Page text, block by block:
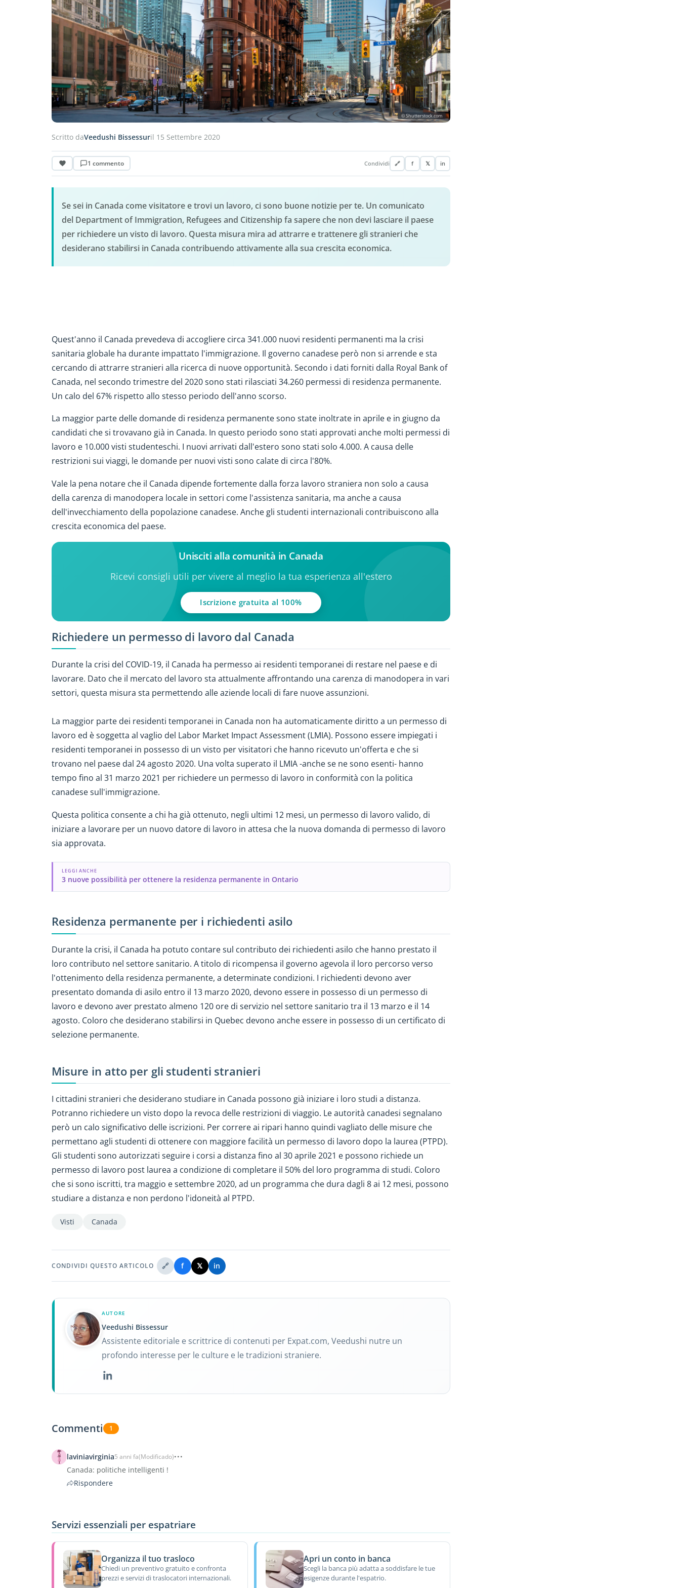
© Shutterstock.com
Scritto daVeedushi Bissessuril 15 Settembre 2020
1 commento Condividi 🔗 f 𝕏 in
Se sei in Canada come visitatore e trovi un lavoro, ci sono buone notizie per te. Un comunicato
del Department of Immigration, Refugees and Citizenship fa sapere che non devi lasciare il paese
per richiedere un visto di lavoro. Questa misura mira ad attrarre e trattenere gli stranieri che
desiderano stabilirsi in Canada contribuendo attivamente alla sua crescita economica.
Quest'anno il Canada prevedeva di accogliere circa 341.000 nuovi residenti permanenti ma la crisi
sanitaria globale ha durante impattato l'immigrazione. Il governo canadese però non si arrende e sta
cercando di attrarre stranieri alla ricerca di nuove opportunità. Secondo i dati forniti dalla Royal Bank of
Canada, nel secondo trimestre del 2020 sono stati rilasciati 34.260 permessi di residenza permanente.
Un calo del 67% rispetto allo stesso periodo dell'anno scorso.
La maggior parte delle domande di residenza permanente sono state inoltrate in aprile e in giugno da
candidati che si trovavano già in Canada. In questo periodo sono stati approvati anche molti permessi di
lavoro e 10.000 visti studenteschi. I nuovi arrivati dall'estero sono stati solo 4.000. A causa delle
restrizioni sui viaggi, le domande per nuovi visti sono calate di circa l'80%.
Vale la pena notare che il Canada dipende fortemente dalla forza lavoro straniera non solo a causa
della carenza di manodopera locale in settori come l'assistenza sanitaria, ma anche a causa
dell'invecchiamento della popolazione canadese. Anche gli studenti internazionali contribuiscono alla
crescita economica del paese.
Unisciti alla comunità in Canada
Ricevi consigli utili per vivere al meglio la tua esperienza all'estero
Iscrizione gratuita al 100%
Richiedere un permesso di lavoro dal Canada
Durante la crisi del COVID-19, il Canada ha permesso ai residenti temporanei di restare nel paese e di
lavorare. Dato che il mercato del lavoro sta attualmente affrontando una carenza di manodopera in vari
settori, questa misura sta permettendo alle aziende locali di fare nuove assunzioni.
La maggior parte dei residenti temporanei in Canada non ha automaticamente diritto a un permesso di
lavoro ed è soggetta al vaglio del Labor Market Impact Assessment (LMIA). Possono essere impiegati i
residenti temporanei in possesso di un visto per visitatori che hanno ricevuto un'offerta e che si
trovano nel paese dal 24 agosto 2020. Una volta superato il LMIA -anche se ne sono esenti- hanno
tempo fino al 31 marzo 2021 per richiedere un permesso di lavoro in conformità con la politica
canadese sull'immigrazione.
Questa politica consente a chi ha già ottenuto, negli ultimi 12 mesi, un permesso di lavoro valido, di
iniziare a lavorare per un nuovo datore di lavoro in attesa che la nuova domanda di permesso di lavoro
sia approvata.
LEGGI ANCHE
3 nuove possibilità per ottenere la residenza permanente in Ontario
Residenza permanente per i richiedenti asilo
Durante la crisi, il Canada ha potuto contare sul contributo dei richiedenti asilo che hanno prestato il
loro contributo nel settore sanitario. A titolo di ricompensa il governo agevola il loro percorso verso
l'ottenimento della residenza permanente, a determinate condizioni. I richiedenti devono aver
presentato domanda di asilo entro il 13 marzo 2020, devono essere in possesso di un permesso di
lavoro e devono aver prestato almeno 120 ore di servizio nel settore sanitario tra il 13 marzo e il 14
agosto. Coloro che desiderano stabilirsi in Quebec devono anche essere in possesso di un certificato di
selezione permanente.
Misure in atto per gli studenti stranieri
I cittadini stranieri che desiderano studiare in Canada possono già iniziare i loro studi a distanza.
Potranno richiedere un visto dopo la revoca delle restrizioni di viaggio. Le autorità canadesi segnalano
però un calo significativo delle iscrizioni. Per correre ai ripari hanno quindi vagliato delle misure che
permettano agli studenti di ottenere con maggiore facilità un permesso di lavoro dopo la laurea (PTPD).
Gli studenti sono autorizzati seguire i corsi a distanza fino al 30 aprile 2021 e possono richiede un
permesso di lavoro post laurea a condizione di completare il 50% del loro programma di studi. Coloro
che si sono iscritti, tra maggio e settembre 2020, ad un programma che dura dagli 8 ai 12 mesi, possono
studiare a distanza e non perdono l'idoneità al PTPD.
Visti Canada
CONDIVIDI QUESTO ARTICOLO 🔗 f 𝕏 in
AUTORE
Veedushi Bissessur
Assistente editoriale e scrittrice di contenuti per Expat.com, Veedushi nutre un
profondo interesse per le culture e le tradizioni straniere.
Commenti 1
laviniavirginia5 anni fa(Modificado)
Canada: politiche intelligenti !
Rispondere
Servizi essenziali per espatriare
Organizza il tuo trasloco
Chiedi un preventivo gratuito e confronta
prezzi e servizi di traslocatori internazionali.
Apri un conto in banca
Scegli la banca più adatta a soddisfare le tue
esigenze durante l'espatrio.